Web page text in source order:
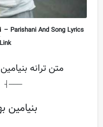
– Parishani And Song Lyrics
متن ترانه
├───
بنیامین